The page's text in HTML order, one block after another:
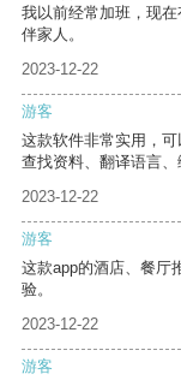
我以前经常加班，现
伴家人。
2023-12-22
游客
这款软件非常实用，
查找资料、翻译语言、
2023-12-22
游客
这款app的酒店、餐厅
验。
2023-12-22
游客